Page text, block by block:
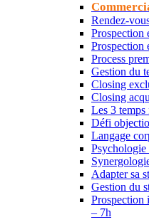
Rendez-
Prospection
Prospection
Process
Gestion du
Closing
Closing
Les 3
Défi
Langage
Psychologie
Adapter sa
Gestion du
Prospection
– 7h